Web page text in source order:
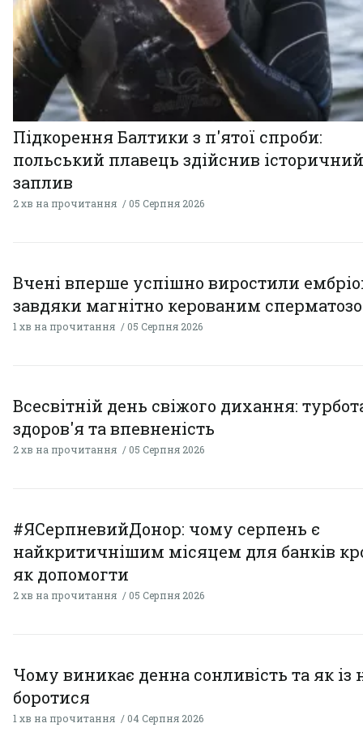
Підкорення Балтики з п'ятої спроби:
польський плавець здійснив історичний
заплив
2 хв на прочитання 05 Серпня 2026
Вчені вперше успішно виростили
завдяки магнітно керованим
1 хв на прочитання 05 Серпня 2026
Всесвітній день свіжого дихання:
здоров'я та впевненість
2 хв на прочитання 05 Серпня 2026
#ЯСерпневийДонор: чому серпень є
найкритичнішим місяцем для банків
як допомогти
2 хв на прочитання 05 Серпня 2026
Чому виникає денна сонливість та як із
боротися
1 хв на прочитання 04 Серпня 2026